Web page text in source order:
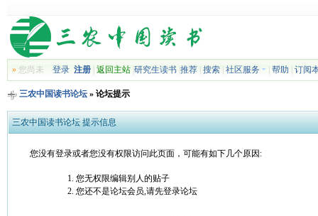
»您尚未 登录 注册| 返回主站| 研究生读书| 推荐| 搜索| 社区服务 帮助 订阅
三农中国读书论坛» 论坛提示
三农中国读书论坛 提示信息
您没有登录或者您没有权限访问此页面，可能有如下几个原因:
您无权限编辑别人的贴子
您还不是论坛会员,请先登录论坛